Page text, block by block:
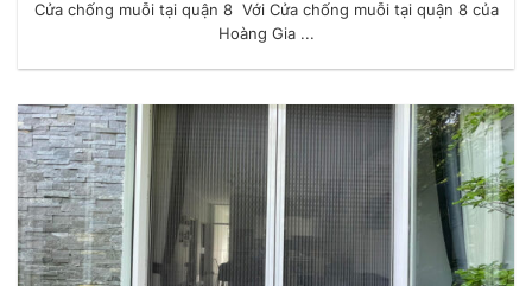
Cửa chống muỗi tại quận 8 Với Cửa chống muỗi tại quận 8 của
Hoàng Gia ...